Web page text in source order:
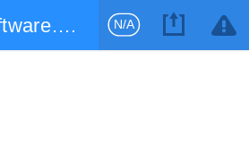
Whois.stsoftware.biz N/A